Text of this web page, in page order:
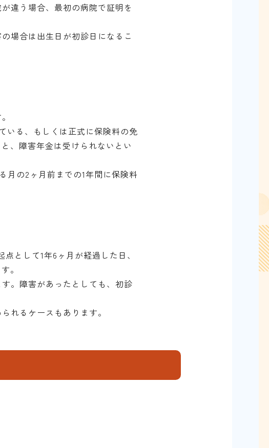
違う場合、最初の病院で証明を
場合は出生日が初診日になるこ
いる、もしくは正式に保険料の免
、障害年金は受けられないとい
月の2ヶ月前までの1年間に保険料
として1年6ヶ月が経過した日、
。
。障害があったとしても、初診
れるケースもあります。